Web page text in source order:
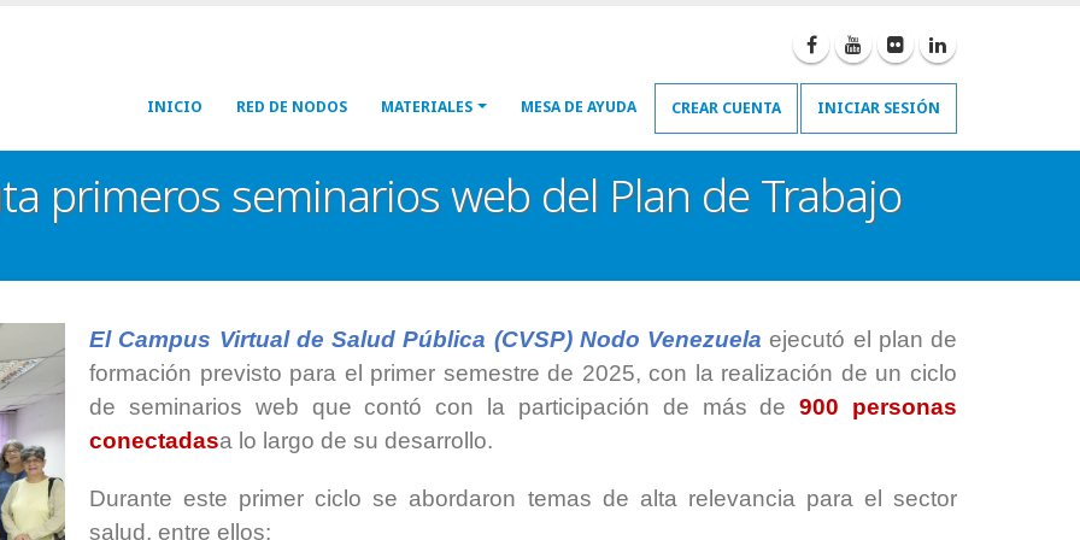
Navegación
principal
INICIO RED DE NODOS MATERIALES MESA DE AYUDA CREAR CUENTA INICIAR SESIÓN
primeros seminarios web del Plan de Trabajo
El Campus Virtual de Salud Pública (CVSP) Nodo Venezuela ejecutó el plan de
formación previsto para el primer semestre de 2025, con la realización de un ciclo
de seminarios web que contó con la participación de más de900 personas
conectadasa lo largo de su desarrollo.
Durante este primer ciclo se abordaron temas de alta relevancia para el sector
salud, entre ellos: